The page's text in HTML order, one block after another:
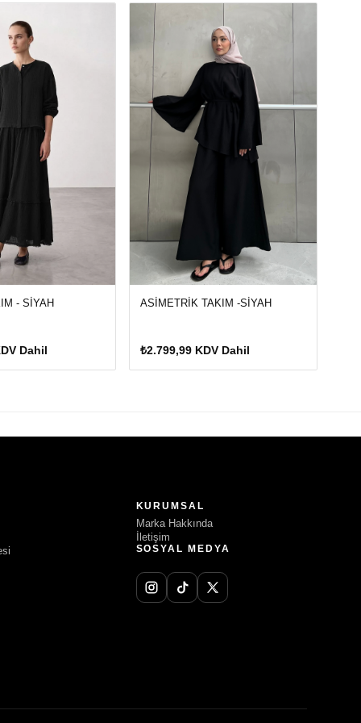
- SİYAH
Dahil
ASİMETRİK TAKIM -SİYAH
₺2.799,99 KDV Dahil
KURUMSAL
Marka Hakkında
İletişim
SOSYAL MEDYA